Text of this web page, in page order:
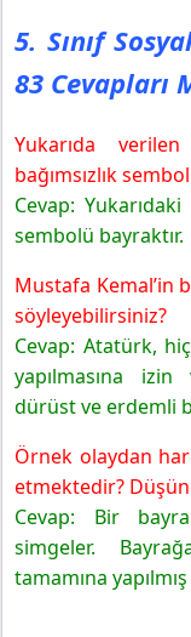
5. Sınıf
83 Cevapları
Yukarıda
bağımsızlık
Cevap:
sembolü bayraktır.
Mustafa Kemal’in
söyleyebilirsiniz?
Cevap: Atatürk,
yapılmasına
dürüst ve erdemli
Örnek olaydan
etmektedir?
Cevap: Bir
simgeler.
tamamına yapılmış